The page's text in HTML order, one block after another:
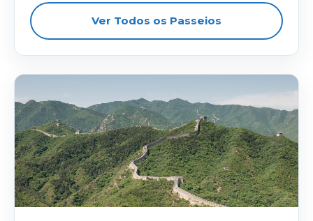
Ver Todos os Passeios